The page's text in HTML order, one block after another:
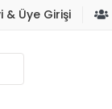
& Üye Girişi